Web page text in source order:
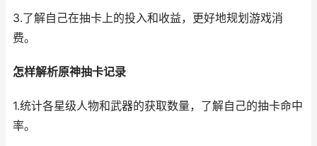
3.了解自己在抽卡上的投入和收益，更好地规划游戏消
费。
怎样解析原神抽卡记录
1.统计各星级人物和武器的获取数量，了解自己的抽卡命中
率。